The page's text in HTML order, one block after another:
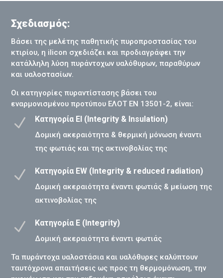
Σχεδιασμός:
Βάσει της μελέτης παθητικής πυροπροστασίας του
κτιρίου, η ilicon σχεδιάζει και προδιαγράφει την
κατάλληλη λύση πυράντοχων υαλόθυρων, παραθύρων
και υαλοστασίων.
Οι κατηγορίες πυραντίστασης βάσει του
εναρμονισμένου προτύπου ΕΛΟΤ ΕΝ 13501-2, είναι:
N Κατηγορία EI (Integrity & Insulation)
Δομική ακεραιότητα & θερμική μόνωση έναντι
της φωτιάς και της ακτινοβολίας της
N Κατηγορία EW (Integrity & reduced radiation)
Δομική ακεραιότητα έναντι φωτιάς & μείωση της
ακτινοβολίας της
N Κατηγορία Ε (Integrity)
Δομική ακεραιότητα έναντι φωτιάς
Τα πυράντοχα υαλοστάσια και υαλόθυρες καλύπτουν
ταυτόχρονα απαιτήσεις ως προς τη θερμομόνωση, την